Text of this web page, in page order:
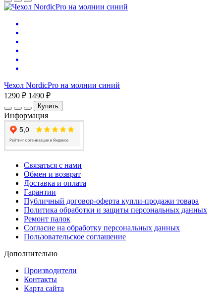
Чехол NordicPro на молнии синий
1290 ₽ 1490 ₽
Купить
Информация
Связаться с нами
Обмен и возврат
Доставка и оплата
Гарантии
Публичный договор-оферта купли-продажи товара
Политика обработки и защиты персональных данных
Ремонт палок
Согласие на обработку персональных данных
Пользовательское соглашение
Дополнительно
Производители
Контакты
Карта сайта